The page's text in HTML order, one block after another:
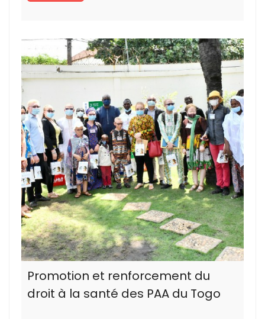
Promotion et renforcement du
droit à la santé des PAA du Togo